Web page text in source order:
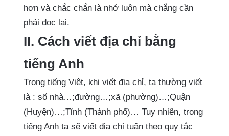
hơn và chắc chắn là nhớ luôn mà chẳng cần
phải đọc lại.
II. Cách viết địa chỉ bằng
tiếng Anh
Trong tiếng Việt, khi viết địa chỉ, ta thường viết
là : số nhà…;đường…;xã (phường)…;Quận
(Huyện)…;Tỉnh (Thành phố)… Tuy nhiên, trong
tiếng Anh ta sẽ viết địa chỉ tuân theo quy tắc